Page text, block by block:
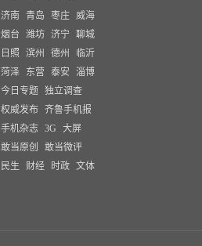
济南 青岛 枣庄 威海
烟台
潍坊 济宁
聊城
日照
滨州 德州
临沂
菏泽
东营 泰安
淄博
今日专题
独立调查
权威发布
齐鲁手机报
手机杂志 3G
大屏
敢当原创
敢当微评
民生
财经 时政 文体